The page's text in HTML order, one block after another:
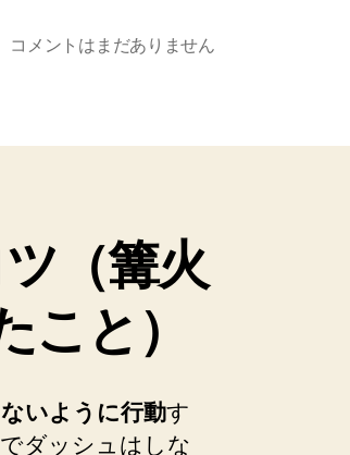
【PS3】
ソ
DLC
チ
ャ
ン
ジ
コメントはまだありません
（篝火
こと）
いように行動す
ダッシュはしな